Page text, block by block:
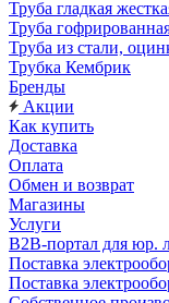
Труба гладкая
Труба
Труба из стали,
Трубка Кембрик
Бренды
Акции
Как купить
Доставка
Оплата
Обмен и возврат
Магазины
Услуги
B2B-портал для юр.
Поставка
Поставка